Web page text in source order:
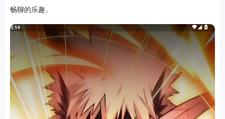
畅聊的乐趣。